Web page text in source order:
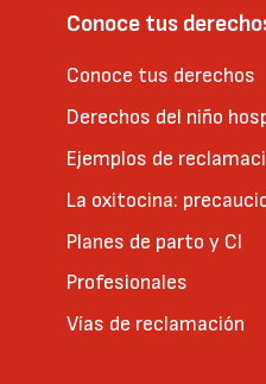
Conoce tus
Conoce tus derechos
Derechos del niño
Ejemplos de
La oxitocina:
Planes de parto y CI
Profesionales
Vías de reclamación